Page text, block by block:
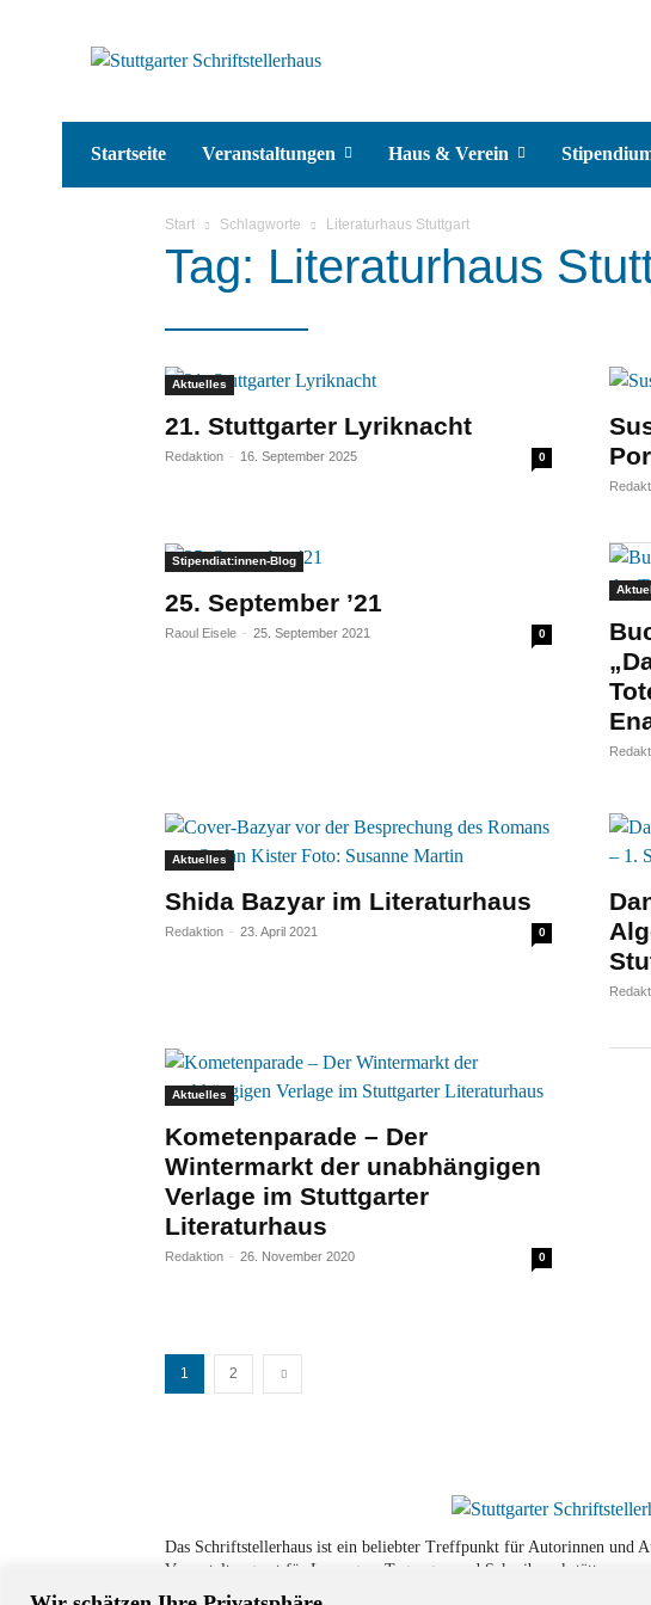
Startseite Veranstaltungen Haus & Verein
Start Schlagworte Literaturhaus Stuttgart
Tag: Literaturhaus
Aktuelles
21. Stuttgarter Lyriknacht
Redaktion - 16. September 2025 0
Stipendiat:innen-Blog
25. September ’21
Raoul Eisele - 25. September 2021 0
Aktuelles
Shida Bazyar im Literaturhaus
Redaktion - 23. April 2021 0
Aktuelles
Kometenparade – Der
Wintermarkt der unabhängigen
Verlage im Stuttgarter
Literaturhaus
Redaktion - 26. November 2020 0
1 2
Das Schriftstellerhaus ist ein beliebter Treffpunkt für Autorinnen und
Veranstaltungsort für Lesungen, Tagungen und Schreibwerkstätten.